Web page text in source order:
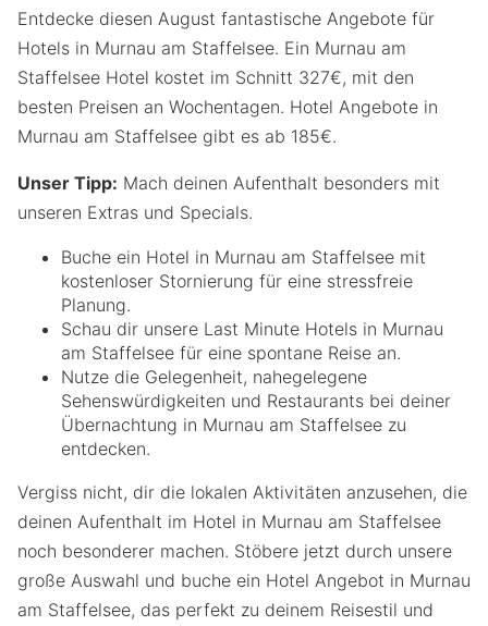
Entdecke diesen August fantastische Angebote für
Hotels in Murnau am Staffelsee. Ein Murnau am
Staffelsee Hotel kostet im Schnitt 327€, mit den
besten Preisen an Wochentagen. Hotel Angebote in
Murnau am Staffelsee gibt es ab 185€.
Unser Tipp: Mach deinen Aufenthalt besonders mit
unseren Extras und Specials.
Buche ein Hotel in Murnau am Staffelsee mit
kostenloser Stornierung für eine stressfreie
Planung.
Schau dir unsere Last Minute Hotels in Murnau
am Staffelsee für eine spontane Reise an.
Nutze die Gelegenheit, nahegelegene
Sehenswürdigkeiten und Restaurants bei deiner
Übernachtung in Murnau am Staffelsee zu
entdecken.
Vergiss nicht, dir die lokalen Aktivitäten anzusehen, die
deinen Aufenthalt im Hotel in Murnau am Staffelsee
noch besonderer machen. Stöbere jetzt durch unsere
große Auswahl und buche ein Hotel Angebot in Murnau
am Staffelsee, das perfekt zu deinem Reisestil und